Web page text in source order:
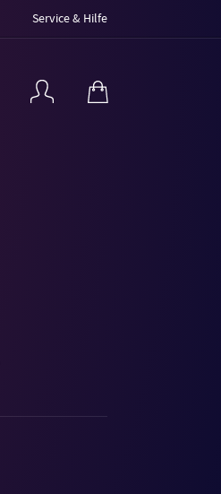
Service & Hilfe